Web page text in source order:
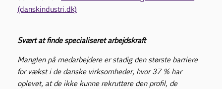
(danskindustri.dk)
Svært at finde specialiseret arbejdskraft
Manglen på medarbejdere er stadig den største barriere
for vækst i de danske virksomheder, hvor 37 % har
oplevet, at de ikke kunne rekruttere den profil, de